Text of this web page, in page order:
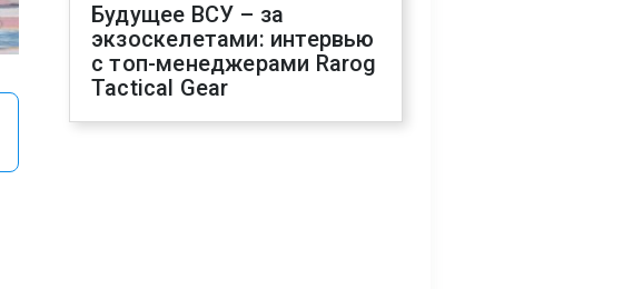
Будущее ВСУ – за
экзоскелетами: интервью
с топ-менеджерами Rarog
Tactical Gear